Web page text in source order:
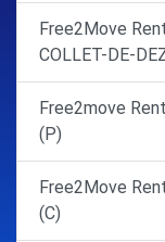
Free2Move
COLLET-DE-
Free2move
(P)
Free2Move
(C)